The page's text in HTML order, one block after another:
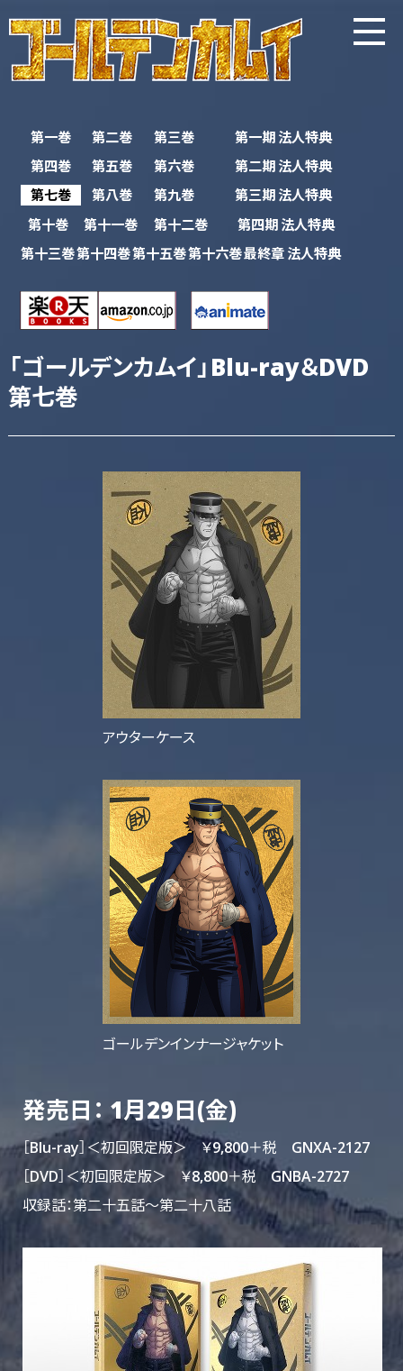
第一巻 第二巻 第三巻 第一期法人特典
第四巻
第五巻 第六巻 第二期法人特典
第七巻
第八巻 第九巻 第三期法人特典
第十巻
第十一巻 第十二巻 第四期法人特典
第十三巻第十四巻第十五巻第十六巻最終章法人特典
「ゴールデンカムイ」Blu-ray＆DVD
第七巻
アウターケース
ゴールデンインナージャケット
発売日： 1月29日(金)
［Blu-ray］＜初回限定版＞ ￥9,800＋税 GNXA-2127
［DVD］＜初回限定版＞ ￥8,800＋税 GNBA-2727
収録話：第二十五話～第二十八話